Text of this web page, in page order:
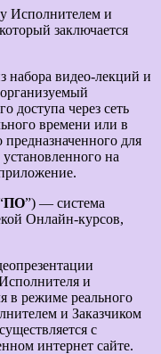
Исполнителем и
заключается
набора видео-лекций и
доступа через сеть
времени или в
для
на
ПО”) — система
Онлайн-курсов,
и
в режиме реального
и Заказчиком
с
интернет сайте.